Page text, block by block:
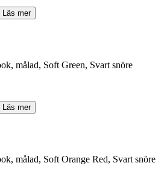
Läs mer
målad, Soft Green, Svart snöre
Läs mer
målad, Soft Orange Red, Svart snöre